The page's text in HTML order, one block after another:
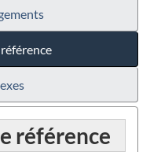
référence